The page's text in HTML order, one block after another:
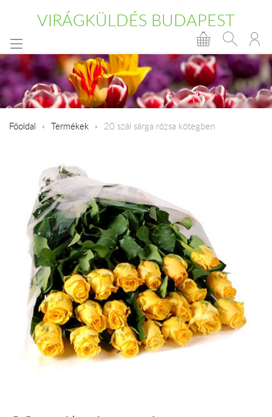
VIRÁGKÜLDÉS BUDAPEST
Főoldal Termékek 20 szál sárga rózsa kötegben